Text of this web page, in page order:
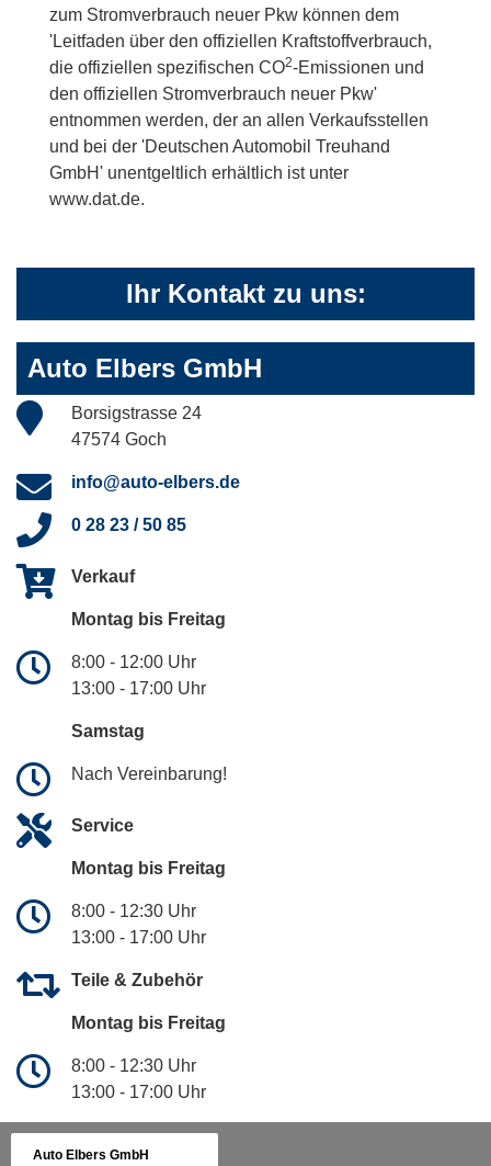
zum Stromverbrauch neuer Pkw können dem
'Leitfaden über den offiziellen Kraftstoffverbrauch,
die offiziellen spezifischen CO2-Emissionen und
den offiziellen Stromverbrauch neuer Pkw'
entnommen werden, der an allen Verkaufsstellen
und bei der 'Deutschen Automobil Treuhand
GmbH' unentgeltlich erhältlich ist unter
www.dat.de.
Ihr Kontakt zu uns:
Auto Elbers GmbH
Borsigstrasse 24
47574 Goch
info@auto-elbers.de
0 28 23 / 50 85
Verkauf
Montag bis Freitag
8:00 - 12:00 Uhr
13:00 - 17:00 Uhr
Samstag
Nach Vereinbarung!
Service
Montag bis Freitag
8:00 - 12:30 Uhr
13:00 - 17:00 Uhr
Teile & Zubehör
Montag bis Freitag
8:00 - 12:30 Uhr
13:00 - 17:00 Uhr
Auto Elbers GmbH